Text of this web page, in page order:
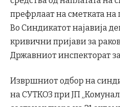
префрлаат на сметката на
Во Синдикатот најавија
кривични пријави за
Државниот инспекторат
Извршниот одбор на
на СУТКОЗ при ЈП